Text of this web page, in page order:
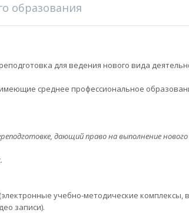
образования
для ведения нового вида
среднее профессиональное
дающийправо на выполнение
учебно-методические
записи).